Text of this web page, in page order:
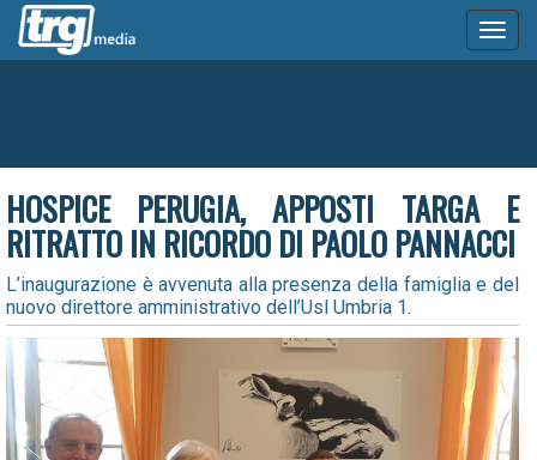
HOSPICE PERUGIA, APPOSTI TARGA E
RITRATTO IN RICORDO DI PAOLO PANNACCI
L’inaugurazione è avvenuta alla presenza della famiglia e del
nuovo direttore amministrativo dell’Usl Umbria 1.